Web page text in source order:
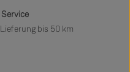
Service
bis 50 km